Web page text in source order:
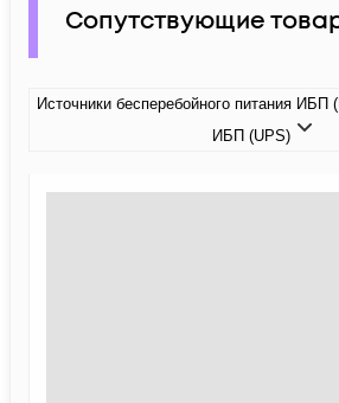
Сопутствующие
Источники бесперебойного питания ИБП
ИБП (UPS)